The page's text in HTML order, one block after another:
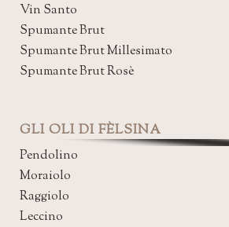
Vin Santo
Spumante Brut
Spumante Brut Millesimato
Spumante Brut Rosè
GLI OLI DI FÈLSINA
Pendolino
Moraiolo
Raggiolo
Leccino